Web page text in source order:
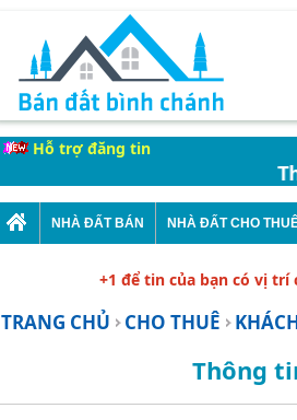
Hỗ trợ đăng tin
NHÀ ĐẤT BÁN NHÀ ĐẤT CHO
+1 để tin của bạn có vị trí
TRANG CHỦ CHO THUÊ
Thông